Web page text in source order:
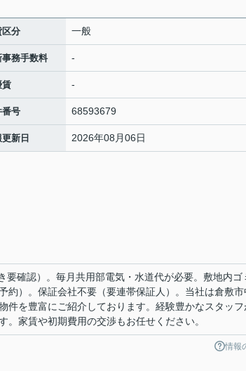
区分 一般
事務手数料 -
賃 -
番号 68593679
新日 2026年08月06日
確認）。毎月共用部電気・水道代が必要。敷地内ゴ
約）。保証会社不要（要連帯保証人）。当社は倉敷市
件を豊富にご紹介しております。経験豊かなスタッフ
家賃や初期費用の交渉もお任せください。
情報